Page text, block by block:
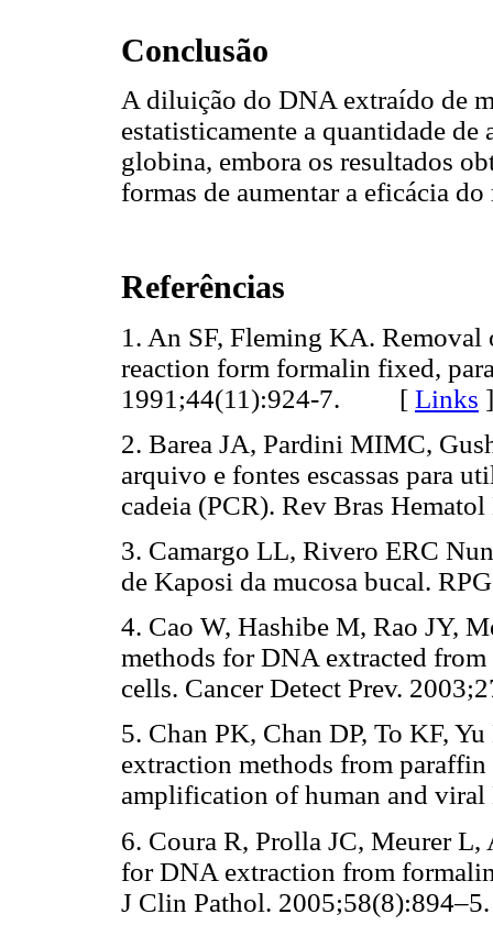
Conclusão
A diluição do DNA extraído de
estatisticamente a quantidade
globina, embora os resultados
formas de aumentar a eficácia
Referências
1. An SF, Fleming KA.
reaction form formalin fixed,
1991;44(11):924-7. [ Links ]
2. Barea JA, Pardini MIMC,
arquivo e fontes escassas para
cadeia (PCR). Rev Bras
3. Camargo LL, Rivero ERC
de Kaposi da mucosa bucal.
4. Cao W, Hashibe M, Rao JY,
methods for DNA extracted
cells. Cancer Detect Prev.
5. Chan PK, Chan DP, To KF,
extraction methods from
amplification of human and
6. Coura R, Prolla JC, Meurer
for DNA extraction from
J Clin Pathol. 2005;58(8):894–5.